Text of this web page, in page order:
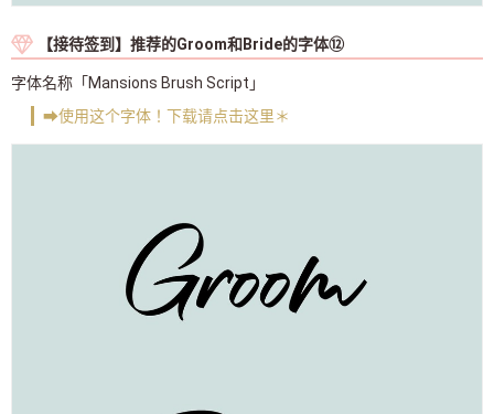
【接待签到】推荐的Groom和Bride的字体⑫
字体名称「Mansions Brush Script」
➡使用这个字体！下载请点击这里＊